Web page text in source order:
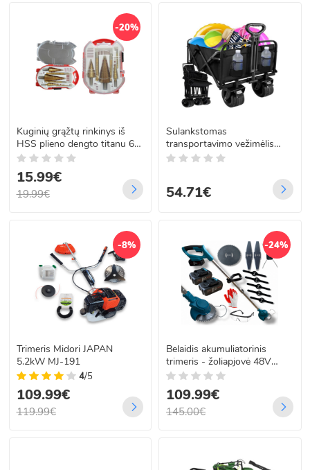
-20%
Kuginių grąžtų rinkinys iš
HSS plieno dengto titanu 6
vnt.
15.99€
19.99€
Sulankstomas
transportavimo vežimėlis
sodui ir paplūdimiui, iki
54.71€
-8%
Trimeris Midori JAPAN
5.2kW MJ-191
4/5
109.99€
119.99€
-24%
Belaidis akumuliatorinis
trimeris - žoliapjovė 48V
BOXER BX-142
109.99€
145.00€